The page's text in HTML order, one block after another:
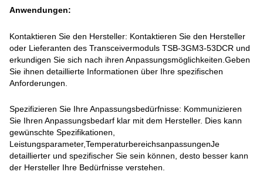
Anwendungen:
Kontaktieren Sie den Hersteller: Kontaktieren Sie den Hersteller
oder Lieferanten des Transceivermoduls TSB-3GM3-53DCR und
erkundigen Sie sich nach ihren Anpassungsmöglichkeiten.Geben
Sie ihnen detaillierte Informationen über Ihre spezifischen
Anforderungen.
Spezifizieren Sie Ihre Anpassungsbedürfnisse: Kommunizieren
Sie Ihren Anpassungsbedarf klar mit dem Hersteller. Dies kann
gewünschte Spezifikationen,
Leistungsparameter,TemperaturbereichsanpassungenJe
detaillierter und spezifischer Sie sein können, desto besser kann
der Hersteller Ihre Bedürfnisse verstehen.